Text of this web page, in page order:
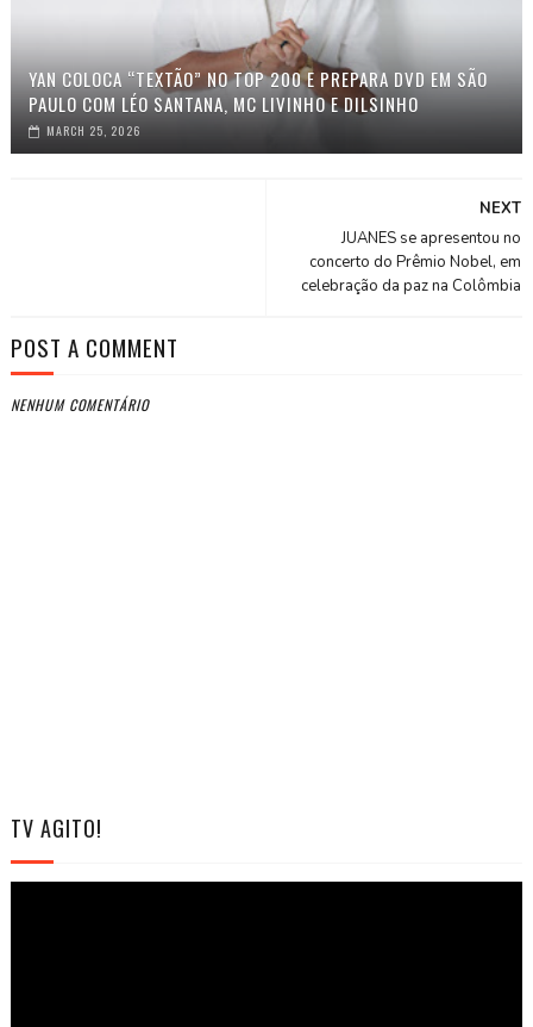
YAN COLOCA “TEXTÃO” NO TOP 200 E PREPARA DVD EM SÃO
PAULO COM LÉO SANTANA, MC LIVINHO E DILSINHO
MARCH 25, 2026
NEXT
JUANES se apresentou no
concerto do Prêmio Nobel, em
celebração da paz na Colômbia
POST A COMMENT
NENHUM COMENTÁRIO
TV AGITO!